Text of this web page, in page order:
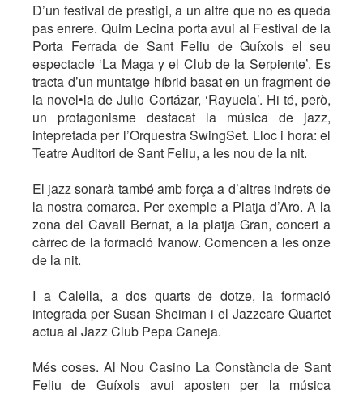
D’un festival de prestigi, a un altre que no es queda
pas enrere. Quim Lecina porta avui al Festival de la
Porta Ferrada de Sant Feliu de Guíxols el seu
espectacle ‘La Maga y el Club de la Serpiente’. Es
tracta d’un muntatge híbrid basat en un fragment de
la novel•la de Julio Cortázar, ‘Rayuela’. Hi té, però,
un protagonisme destacat la música de jazz,
intepretada per l’Orquestra SwingSet. Lloc i hora: el
Teatre Auditori de Sant Feliu, a les nou de la nit.
El jazz sonarà també amb força a d’altres indrets de
la nostra comarca. Per exemple a Platja d’Aro. A la
zona del Cavall Bernat, a la platja Gran, concert a
càrrec de la formació Ivanow. Comencen a les onze
de la nit.
I a Calella, a dos quarts de dotze, la formació
integrada per Susan Sheiman i el Jazzcare Quartet
actua al Jazz Club Pepa Caneja.
Més coses. Al Nou Casino La Constància de Sant
Feliu de Guíxols avui aposten per la música